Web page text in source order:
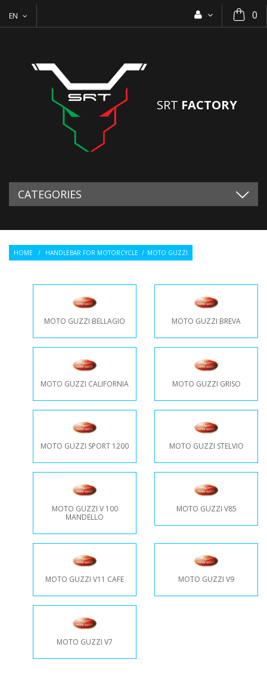
0
EN
SRT FACTORY
CATEGORIES
HOME / HANDLEBAR FOR MOTORCYCLE / MOTO GUZZI
MOTO GUZZI BELLAGIO MOTO GUZZI BREVA
MOTO GUZZI CALIFORNIA MOTO GUZZI GRISO
MOTO GUZZI SPORT 1200 MOTO GUZZI STELVIO
MOTO GUZZI V 100
MANDELLO
MOTO GUZZI V85
MOTO GUZZI V11 CAFE MOTO GUZZI V9
MOTO GUZZI V7